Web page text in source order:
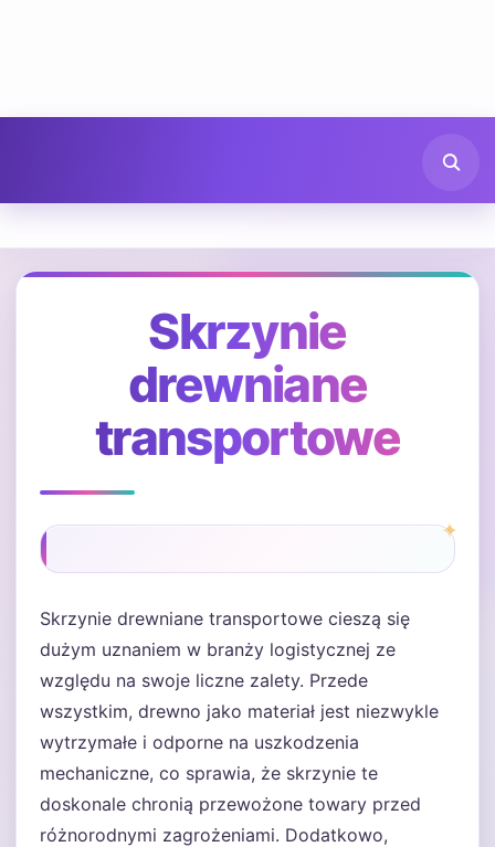
Skrzynie
drewniane
transportowe
Skrzynie drewniane transportowe cieszą się
dużym uznaniem w branży logistycznej ze
względu na swoje liczne zalety. Przede
wszystkim, drewno jako materiał jest niezwykle
wytrzymałe i odporne na uszkodzenia
mechaniczne, co sprawia, że skrzynie te
doskonale chronią przewożone towary przed
różnorodnymi zagrożeniami. Dodatkowo,